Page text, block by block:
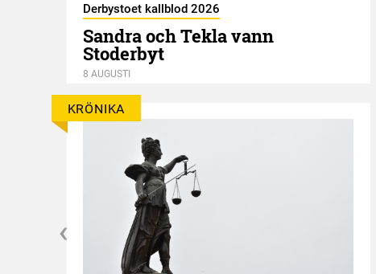
Derbystoet kallblod 2026
Sandra och Tekla vann
Stoderbyt
8 AUGUSTI
KRÖNIKA